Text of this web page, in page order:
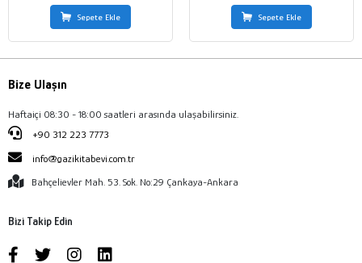
Sepete Ekle Sepete Ekle
Bize Ulaşın
Haftaiçi 08:30 - 18:00 saatleri arasında ulaşabilirsiniz.
+90 312 223 7773
info@gazikitabevi.com.tr
Bahçelievler Mah. 53. Sok. No:29 Çankaya-Ankara
Bizi Takip Edin